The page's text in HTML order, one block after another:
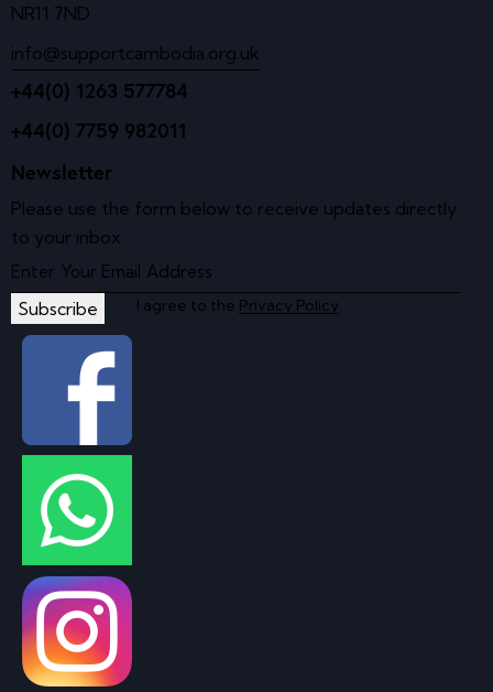
NR11 7ND
info@supportcambodia.org.uk
+44(0) 1263 577784
+44(0) 7759 982011
Newsletter
Please use the form below to receive updates directly
to your inbox.
Subscribe I agree to the Privacy Policy.